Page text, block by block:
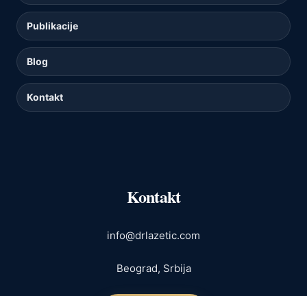
Publikacije
Blog
Kontakt
Kontakt
info@drlazetic.com
Beograd, Srbija